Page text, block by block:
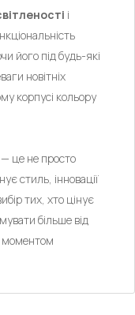
і
його під будь-які
новітніх
корпусі кольору
це не просто
стиль, інновації
тих, хто цінує
більше від
моментом